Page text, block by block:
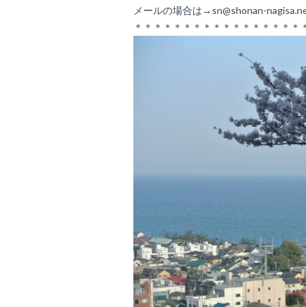
メールの場合は→sn@shonan-
＊＊＊＊＊＊＊＊＊＊＊＊＊＊＊＊＊